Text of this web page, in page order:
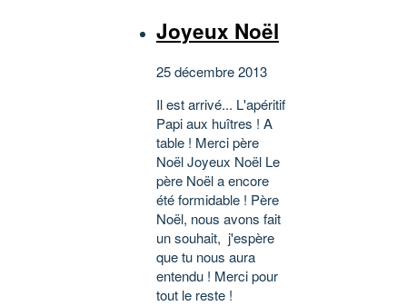
Joyeux Noël
25 décembre 2013
Il est arrivé... L'apéritif
Papi aux huîtres ! A
table ! Merci père
Noël Joyeux Noël Le
père Noël a encore
été formidable ! Père
Noël, nous avons fait
un souhait, j'espère
que tu nous aura
entendu ! Merci pour
tout le reste !